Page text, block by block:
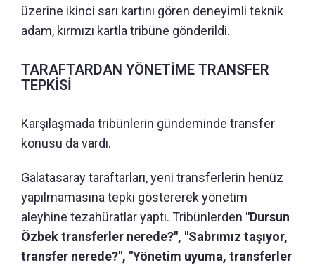
üzerine ikinci sarı kartını gören deneyimli teknik
adam, kırmızı kartla tribüne gönderildi.
TARAFTARDAN YÖNETİME TRANSFER
TEPKİSİ
Karşılaşmada tribünlerin gündeminde transfer
konusu da vardı.
Galatasaray taraftarları, yeni transferlerin henüz
yapılmamasına tepki göstererek yönetim
aleyhine tezahüratlar yaptı. Tribünlerden "Dursun
Özbek transferler nerede?", "Sabrımız taşıyor,
transfer nerede?", "Yönetim uyuma, transferler